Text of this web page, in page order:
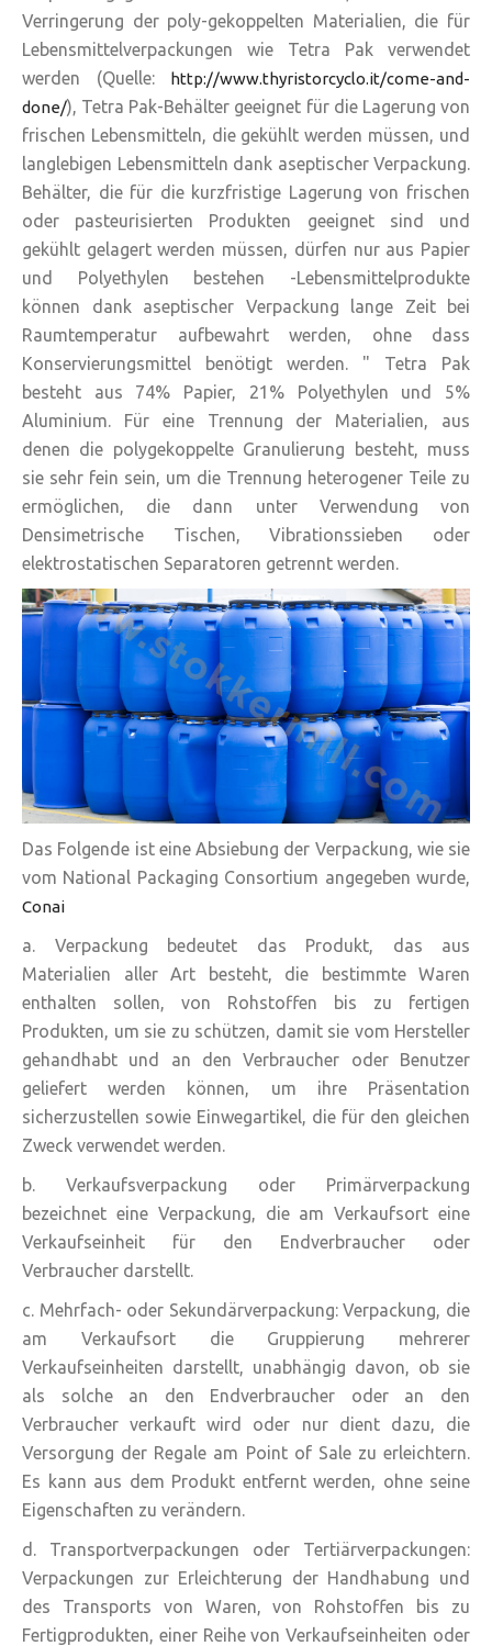
Verringerung der poly-gekoppelten Materialien, die für
Lebensmittelverpackungen wie Tetra Pak verwendet
werden (Quelle: http://www.thyristorcyclo.it/come-and-
done/), Tetra Pak-Behälter geeignet für die Lagerung von
frischen Lebensmitteln, die gekühlt werden müssen, und
langlebigen Lebensmitteln dank aseptischer Verpackung.
Behälter, die für die kurzfristige Lagerung von frischen
oder pasteurisierten Produkten geeignet sind und
gekühlt gelagert werden müssen, dürfen nur aus Papier
und Polyethylen bestehen -Lebensmittelprodukte
können dank aseptischer Verpackung lange Zeit bei
Raumtemperatur aufbewahrt werden, ohne dass
Konservierungsmittel benötigt werden. " Tetra Pak
besteht aus 74% Papier, 21% Polyethylen und 5%
Aluminium. Für eine Trennung der Materialien, aus
denen die polygekoppelte Granulierung besteht, muss
sie sehr fein sein, um die Trennung heterogener Teile zu
ermöglichen, die dann unter Verwendung von
Densimetrische Tischen, Vibrationssieben oder
elektrostatischen Separatoren getrennt werden.
Das Folgende ist eine Absiebung der Verpackung, wie sie
vom National Packaging Consortium angegeben wurde,
Conai
a. Verpackung bedeutet das Produkt, das aus
Materialien aller Art besteht, die bestimmte Waren
enthalten sollen, von Rohstoffen bis zu fertigen
Produkten, um sie zu schützen, damit sie vom Hersteller
gehandhabt und an den Verbraucher oder Benutzer
geliefert werden können, um ihre Präsentation
sicherzustellen sowie Einwegartikel, die für den gleichen
Zweck verwendet werden.
b. Verkaufsverpackung oder Primärverpackung
bezeichnet eine Verpackung, die am Verkaufsort eine
Verkaufseinheit für den Endverbraucher oder
Verbraucher darstellt.
c. Mehrfach- oder Sekundärverpackung: Verpackung, die
am Verkaufsort die Gruppierung mehrerer
Verkaufseinheiten darstellt, unabhängig davon, ob sie
als solche an den Endverbraucher oder an den
Verbraucher verkauft wird oder nur dient dazu, die
Versorgung der Regale am Point of Sale zu erleichtern.
Es kann aus dem Produkt entfernt werden, ohne seine
Eigenschaften zu verändern.
d. Transportverpackungen oder Tertiärverpackungen:
Verpackungen zur Erleichterung der Handhabung und
des Transports von Waren, von Rohstoffen bis zu
Fertigprodukten, einer Reihe von Verkaufseinheiten oder